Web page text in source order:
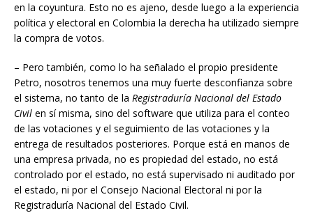
en la coyuntura. Esto no es ajeno, desde luego a la experiencia
política y electoral en Colombia la derecha ha utilizado siempre
la compra de votos.
– Pero también, como lo ha señalado el propio presidente
Petro, nosotros tenemos una muy fuerte desconfianza sobre
el sistema, no tanto de la Registraduría Nacional del Estado
Civil en sí misma, sino del software que utiliza para el conteo
de las votaciones y el seguimiento de las votaciones y la
entrega de resultados posteriores. Porque está en manos de
una empresa privada, no es propiedad del estado, no está
controlado por el estado, no está supervisado ni auditado por
el estado, ni por el Consejo Nacional Electoral ni por la
Registraduría Nacional del Estado Civil.